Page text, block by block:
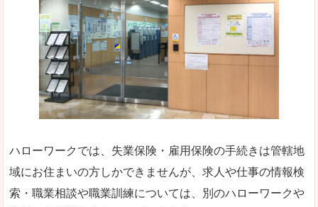
ハローワークでは、失業保険・雇用保険の手続きは管轄地
域にお住まいの方しかできませんが、求人や仕事の情報検
索・職業相談や職業訓練については、別のハローワークや